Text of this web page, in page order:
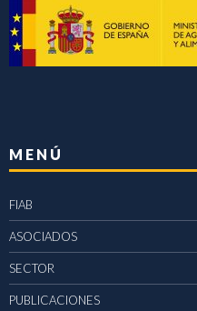
MENÚ
FIAB
ASOCIADOS
SECTOR
PUBLICACIONES